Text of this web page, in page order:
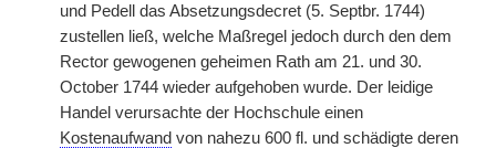
und Pedell das Absetzungsdecret (5. Septbr. 1744)
zustellen ließ, welche Maßregel jedoch durch den dem
Rector gewogenen geheimen Rath am 21. und 30.
October 1744 wieder aufgehoben wurde. Der leidige
Handel verursachte der Hochschule einen
Kostenaufwand von nahezu 600 fl. und schädigte deren